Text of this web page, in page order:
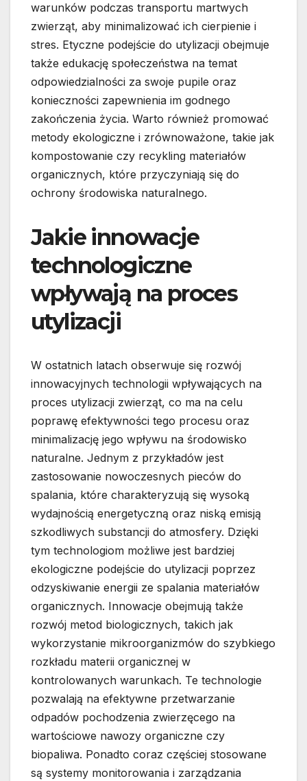
warunków podczas transportu martwych
zwierząt, aby minimalizować ich cierpienie i
stres. Etyczne podejście do utylizacji obejmuje
także edukację społeczeństwa na temat
odpowiedzialności za swoje pupile oraz
konieczności zapewnienia im godnego
zakończenia życia. Warto również promować
metody ekologiczne i zrównoważone, takie jak
kompostowanie czy recykling materiałów
organicznych, które przyczyniają się do
ochrony środowiska naturalnego.
Jakie innowacje
technologiczne
wpływają na proces
utylizacji
W ostatnich latach obserwuje się rozwój
innowacyjnych technologii wpływających na
proces utylizacji zwierząt, co ma na celu
poprawę efektywności tego procesu oraz
minimalizację jego wpływu na środowisko
naturalne. Jednym z przykładów jest
zastosowanie nowoczesnych pieców do
spalania, które charakteryzują się wysoką
wydajnością energetyczną oraz niską emisją
szkodliwych substancji do atmosfery. Dzięki
tym technologiom możliwe jest bardziej
ekologiczne podejście do utylizacji poprzez
odzyskiwanie energii ze spalania materiałów
organicznych. Innowacje obejmują także
rozwój metod biologicznych, takich jak
wykorzystanie mikroorganizmów do szybkiego
rozkładu materii organicznej w
kontrolowanych warunkach. Te technologie
pozwalają na efektywne przetwarzanie
odpadów pochodzenia zwierzęcego na
wartościowe nawozy organiczne czy
biopaliwa. Ponadto coraz częściej stosowane
są systemy monitorowania i zarządzania